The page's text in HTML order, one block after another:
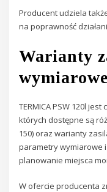
Producent udziela
na poprawność
Warianty
TERMICA PSW 120l
których dostępne są
150) oraz warianty
parametry wymiarowe
planowanie miejsca
W ofercie producenta